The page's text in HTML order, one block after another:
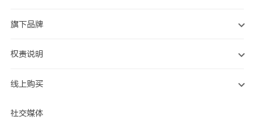
旗下品牌
权责说明
线上购买
社交媒体